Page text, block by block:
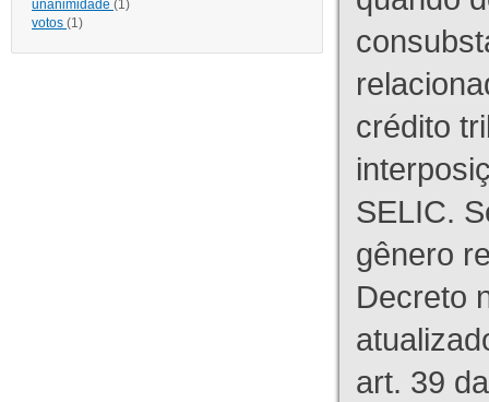
unanimidade (1)
votos (1)
crédito
SELIC.
gênero
Decreto
art. 39